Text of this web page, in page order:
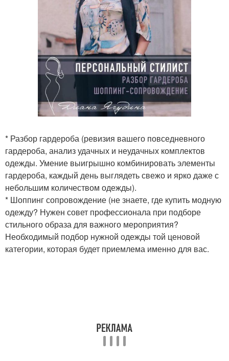
* Разбор гардероба (ревизия вашего повседневного
гардероба, анализ удачных и неудачных комплектов
одежды. Умение выигрышно комбинировать элементы
гардероба, каждый день выглядеть свежо и ярко даже с
небольшим количеством одежды).
* Шоппинг сопровождение (не знаете, где купить модную
одежду? Нужен совет профессионала при подборе
стильного образа для важного мероприятия?
Необходимый подбор нужной одежды той ценовой
категории, которая будет приемлема именно для вас.